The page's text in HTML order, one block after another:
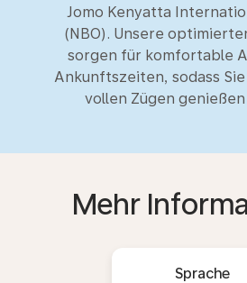
Jomo Kenyatta
(NBO). Unsere
sorgen für komfortable
Ankunftszeiten, sodass
vollen Zügen
Mehr
Sprache